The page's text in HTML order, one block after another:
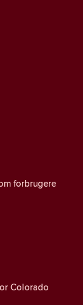
forbrugere
Colorado